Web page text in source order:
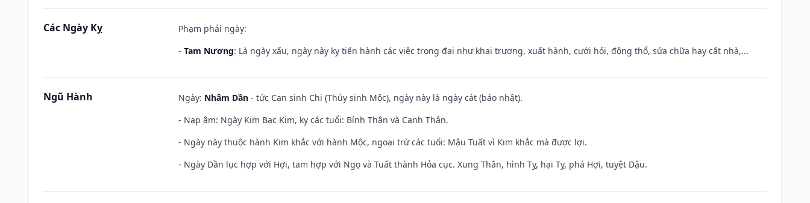
Các Ngày Kỵ
Phạm phải ngày:
- Tam Nương: Là ngày xấu, ngày này kỵ tiến hành các việc trọng đại như khai trương, xuất hành, cưới hỏi, động thổ, sửa chữa hay cất nhà,...
Ngũ Hành Ngày: Nhâm Dần - tức Can sinh Chi (Thủy sinh Mộc), ngày này là ngày cát (bảo nhật).
- Nạp âm: Ngày Kim Bạc Kim, kỵ các tuổi: Bính Thân và Canh Thân.
- Ngày này thuộc hành Kim khắc với hành Mộc, ngoại trừ các tuổi: Mậu Tuất vì Kim khắc mà được lợi.
- Ngày Dần lục hợp với Hợi, tam hợp với Ngọ và Tuất thành Hỏa cục. Xung Thân, hình Tỵ, hại Tỵ, phá Hợi, tuyệt Dậu.